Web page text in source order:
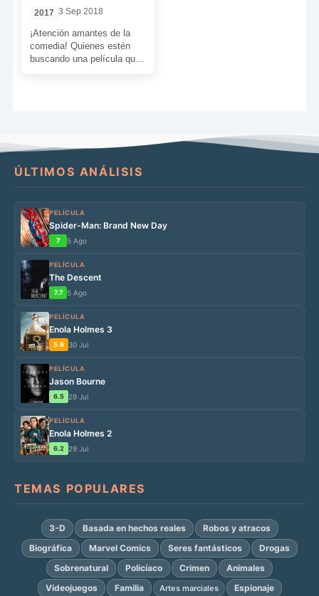
2017 3 Sep 2018
¡Atención amantes de la
comedia! Quienes estén
buscando una película que
ÚLTIMOS ANÁLISIS
PELÍCULA
Spider-Man: Brand New Day
7 5 Ago
PELÍCULA
The Descent
7.7 5 Ago
PELÍCULA
Enola Holmes 3
5.6 30 Jul
PELÍCULA
Jason Bourne
6.5 29 Jul
PELÍCULA
Enola Holmes 2
6.2 29 Jul
TEMAS POPULARES
3-D Basada en hechos reales
Robos y atracos
Biográfica
Marvel Comics Seres fantásticos
Drogas
Sobrenatural
Policíaco Crimen
Animales
Videojuegos
Familia Artes marciales Espionaje